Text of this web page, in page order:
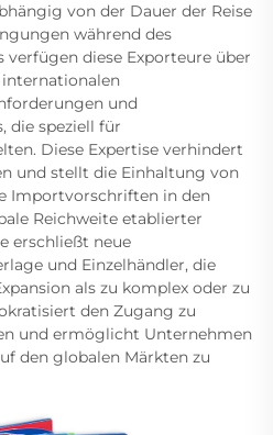
von der Dauer der Reise
während des
verfügen diese Exporteure über
und
die speziell für
Diese Expertise verhindert
und stellt die Einhaltung von
Importvorschriften in den
Reichweite etablierter
erschließt neue
und Einzelhändler, die
als zu komplex oder zu
den Zugang zu
und ermöglicht Unternehmen
den globalen Märkten zu